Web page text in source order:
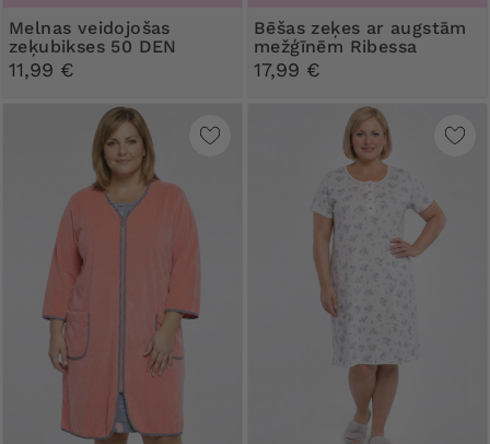
Melnas veidojošas
zeķubikses 50 DEN
Ribessa
11,99 €
Bēšas zeķes ar augstām
mežģīnēm Ribessa
17,99 €